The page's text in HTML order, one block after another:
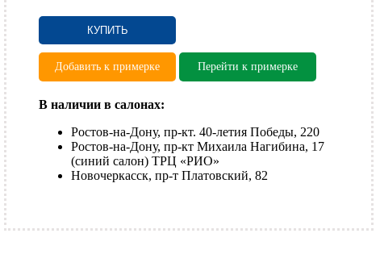
КУПИТЬ
Добавить к примерке Перейти к примерке
В наличии в салонах:
Ростов-на-Дону, пр-кт. 40-летия Победы, 220
Ростов-на-Дону, пр-кт Михаила Нагибина, 17
(синий салон) ТРЦ «РИО»
Новочеркасск, пр-т Платовский, 82